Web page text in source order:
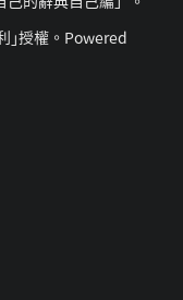
｣授權。Powered